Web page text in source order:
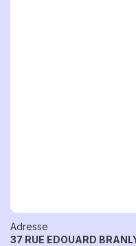
Adresse
37 RUE EDOUARD